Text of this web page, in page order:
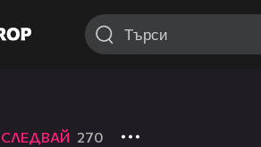
СЛЕДВАЙ 270